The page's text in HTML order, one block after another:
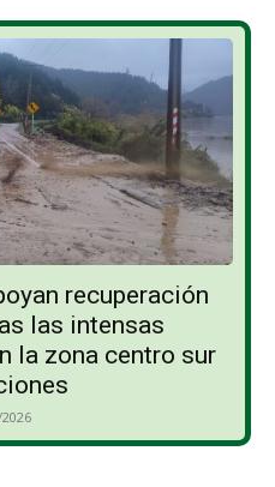
recuperación
las intensas
la zona centro sur